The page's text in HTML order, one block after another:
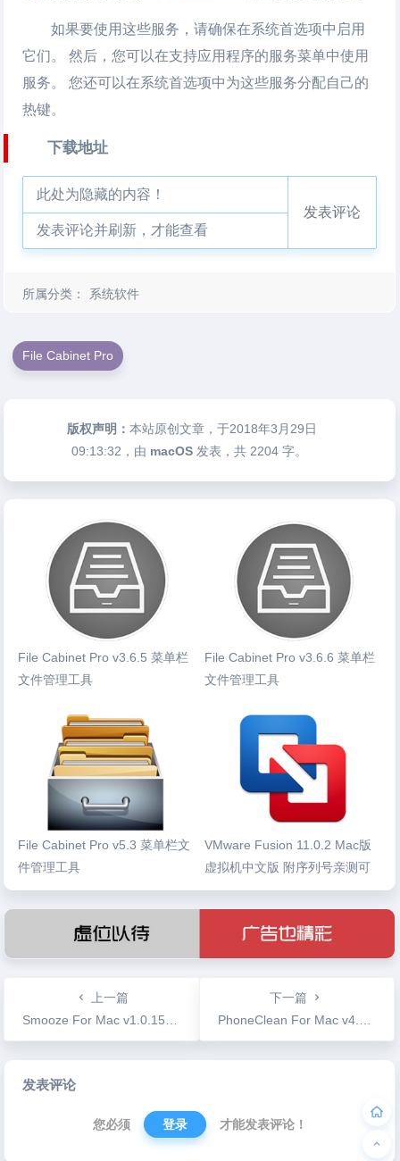
如果要使用这些服务，请确保在系统首选项中启用
它们。 然后，您可以在支持应用程序的服务菜单中使用
服务。 您还可以在系统首选项中为这些服务分配自己的
热键。
下载地址
此处为隐藏的内容！
发表评论并刷新，才能查看
发表评论
所属分类： 系统软件
File Cabinet Pro
版权声明：本站原创文章，于2018年3月29日
09:13:32 ，由 macOS 发表，共 2204 字。
File Cabinet Pro v3.6.5 菜单栏
文件管理工具
File Cabinet Pro v3.6.6 菜单栏
文件管理工具
File Cabinet Pro v5.3 菜单栏文
件管理工具
VMware Fusion 11.0.2 Mac版
虚拟机中文版 附序列号亲测可
用
上一篇
Smooze For Mac v1.0.15 更改鼠标滚动方式
下一篇
PhoneClean For Mac v4.1.1 手机维护清理工具
发表评论
您必须 登录 才能发表评论！